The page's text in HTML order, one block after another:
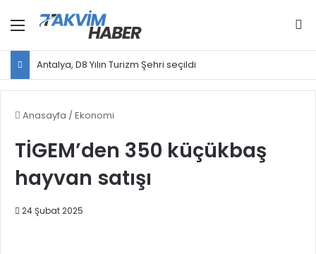
Menü
Antalya, D8 Yılın Turizm Şehri seçildi
Anasayfa / Ekonomi
TİGEM’den 350 küçükbaş
hayvan satışı
24 Şubat 2025